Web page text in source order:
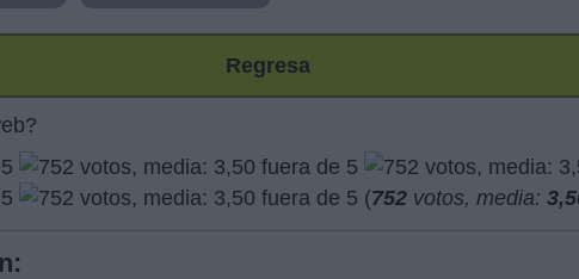
Regresa
(752 votos, media: